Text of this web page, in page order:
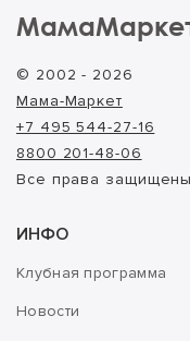
© 2002 - 2026
Мама-Маркет
+7 495 544-27-16
8800 201-48-06
Все права
ИНФО
Клубная программа
Новости